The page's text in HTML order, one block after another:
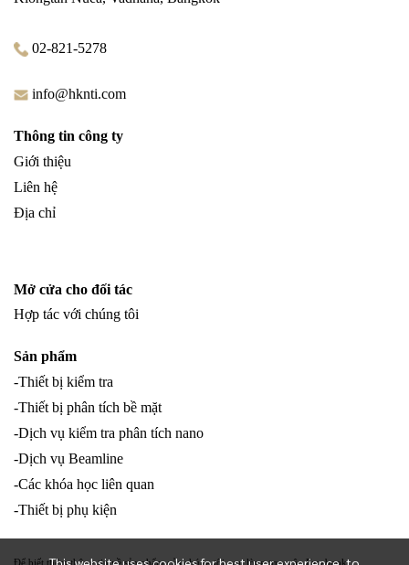
02-821-5278
info@hknti.com
Thông tin công ty
Giới thiệu
Liên hệ
Địa chỉ
Mở cửa cho đối tác
Hợp tác với chúng tôi
Sản phẩm
-Thiết bị kiểm tra
-Thiết bị phân tích bề mặt
-Dịch vụ kiểm tra phân tích nano
-Dịch vụ Beamline
-Các khóa học liên quan
-Thiết bị phụ kiện
Để biết thêm thông tin về sản phẩm của chúng tôi, vui lòng truy cập Facebook